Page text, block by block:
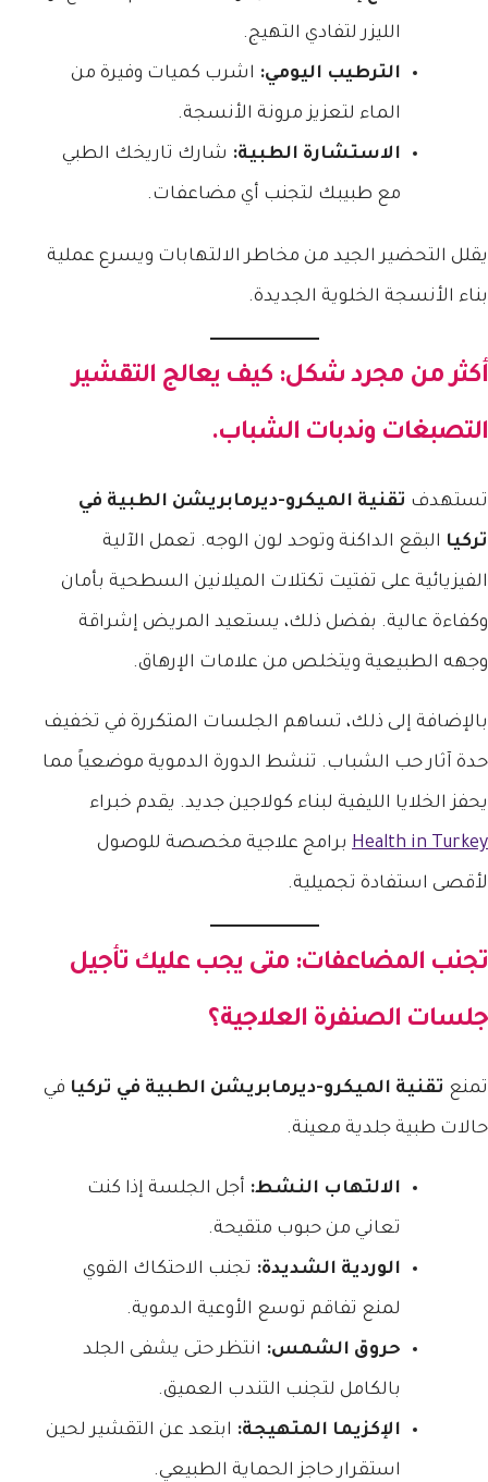
الليزر لتفادي التهيج.
الترطيب اليومي: اشرب كميات وفيرة من
الماء لتعزيز مرونة الأنسجة.
الاستشارة الطبية: شارك تاريخك الطبي
مع طبيبك لتجنب أي مضاعفات.
يقلل التحضير الجيد من مخاطر الالتهابات ويسرع عملية
بناء الأنسجة الخلوية الجديدة.
أكثر من مجرد شكل: كيف يعالج التقشير
التصبغات وندبات الشباب.
تستهدف تقنية الميكرو-ديرمابريشن الطبية في
تركيا البقع الداكنة وتوحد لون الوجه. تعمل الآلية
الفيزيائية على تفتيت تكتلات الميلانين السطحية بأمان
وكفاءة عالية. بفضل ذلك، يستعيد المريض إشراقة
وجهه الطبيعية ويتخلص من علامات الإرهاق.
بالإضافة إلى ذلك، تساهم الجلسات المتكررة في تخفيف
حدة آثار حب الشباب. تنشط الدورة الدموية موضعياً مما
يحفز الخلايا الليفية لبناء كولاجين جديد. يقدم خبراء
Health in Turkey برامج علاجية مخصصة للوصول
لأقصى استفادة تجميلية.
تجنب المضاعفات: متى يجب عليك تأجيل
جلسات الصنفرة العلاجية؟
تمنع تقنية الميكرو-ديرمابريشن الطبية في تركيا في
حالات طبية جلدية معينة.
الالتهاب النشط: أجل الجلسة إذا كنت
تعاني من حبوب متقيحة.
الوردية الشديدة: تجنب الاحتكاك القوي
لمنع تفاقم توسع الأوعية الدموية.
حروق الشمس: انتظر حتى يشفى الجلد
بالكامل لتجنب التندب العميق.
الإكزيما المتهيجة: ابتعد عن التقشير لحين
استقرار حاجز الحماية الطبيعي.